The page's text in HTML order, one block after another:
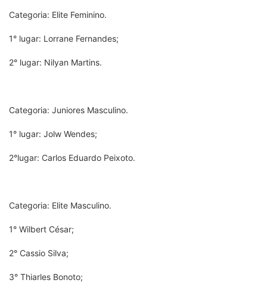
Categoria: Elite Feminino.
1° lugar: Lorrane Fernandes;
2° lugar: Nilyan Martins.
Categoria: Juniores Masculino.
1° lugar: Jolw Wendes;
2°lugar: Carlos Eduardo Peixoto.
Categoria: Elite Masculino.
1° Wilbert César;
2° Cassio Silva;
3° Thiarles Bonoto;